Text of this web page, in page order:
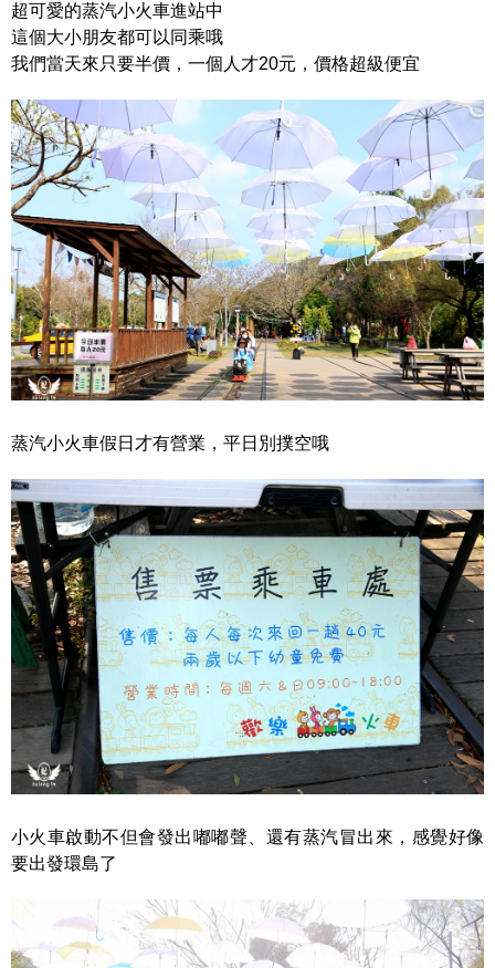
超可愛的蒸汽小火車進站中
這個大小朋友都可以同乘哦
我們當天來只要半價，一個人才20元，價格超級便宜
蒸汽小火車假日才有營業，平日別撲空哦
小火車啟動不但會發出嘟嘟聲、還有蒸汽冒出來，感覺好像
要出發環島了